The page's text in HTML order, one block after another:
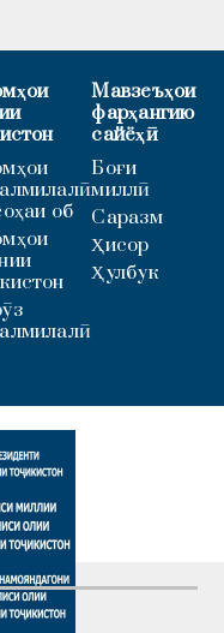
об
Мавзеъҳои
фарҳангию
сайёҳӣ
Боғи
миллӣ
Саразм
Ҳисор
Ҳулбук